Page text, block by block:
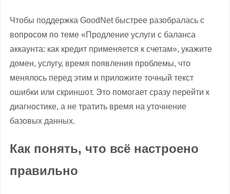
Чтобы поддержка GoodNet быстрее разобралась с
вопросом по теме «Продление услуги с баланса
аккаунта: как кредит применяется к счетам», укажите
домен, услугу, время появления проблемы, что
менялось перед этим и приложите точный текст
ошибки или скриншот. Это помогает сразу перейти к
диагностике, а не тратить время на уточнение
базовых данных.
Как понять, что всё настроено
правильно